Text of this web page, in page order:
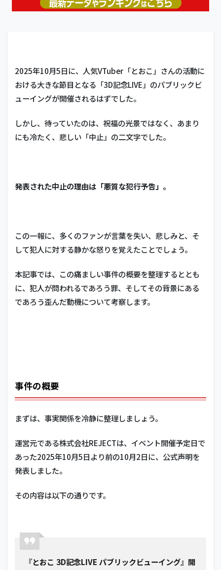
2025年10月5日に、 人気VTuber「とおこ」さんの活動に
おける大きな節目となる「3D記念LIVE」のパブリックビ
ューイングが開催されるはずでした。
しかし、待っていたのは、祝福の光景ではなく、あまり
にも冷たく、悲しい「中止」の二文字でした。
発表された中止の理由は「悪質な犯行予告」。
この一報に、多くのファンが言葉を失い、悲しみと、そ
して犯人に対する静かな怒りを覚えたことでしょう。
本記事では、この痛ましい事件の概要を整理するととも
に、犯人が問われるであろう罪、そしてその背景にある
であろう歪んだ動機について考察します。
事件の概要
まずは、事実関係を冷静に整理しましょう。
運営元である株式会社REJECTは、イベント開催予定日で
あった2025年10月5日より前の10月2日に、公式声明を
発表しました。
その内容は以下の通りです。
『とおこ 3D記念LIVE パブリックビューイング』開